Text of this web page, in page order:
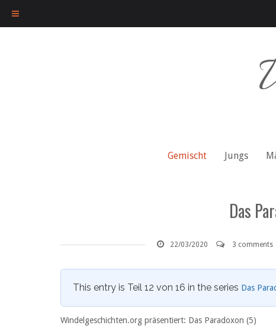
Gemischt Jungs
Das
22/03/2020 3 comments
This entry is Teil 12 von 16 in the series Das
Windelgeschichten.org präsentiert: Das Paradoxon (5)